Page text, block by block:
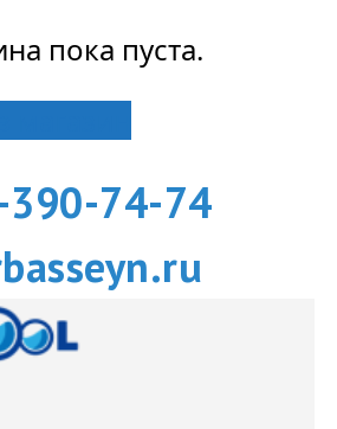
пока пуста.
390-74-74